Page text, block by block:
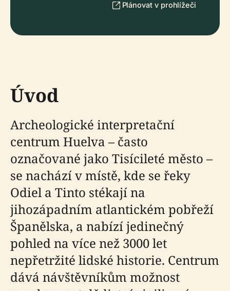
Plánovat v prohlížeči
Úvod
Archeologické interpretační
centrum Huelva – často
označované jako Tisícileté město –
se nachází v místě, kde se řeky
Odiel a Tinto stékají na
jihozápadním atlantickém pobřeží
Španělska, a nabízí jedinečný
pohled na více než 3000 let
nepřetržité lidské historie. Centrum
dává návštěvníkům možnost